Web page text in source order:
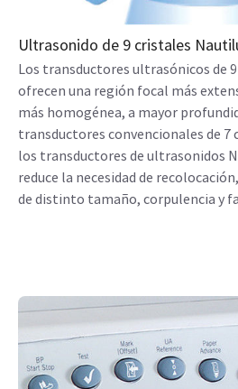
Ultrasonido de 9 cristales
Los transductores ultrasónicos de
ofrecen una región focal más
más homogénea, a mayor
transductores convencionales de 7
los transductores de ultrasonidos
reduce la necesidad de
de distinto tamaño, corpulencia y